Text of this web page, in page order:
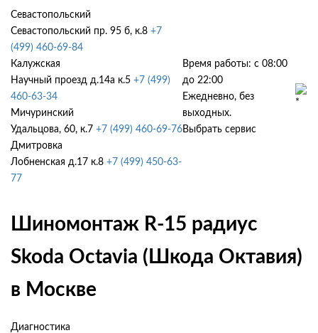
Севастопольский
Севастопольский пр. 95 б, к.8 +7
(499) 460-69-84
Калужская
Научный проезд д.14а к.5 +7 (499)
460-63-34
Мичуринский
Удальцова, 60, к.7 +7 (499) 460-69-76
Дмитровка
Лобненская д.17 к.8 +7 (499) 450-63-
77
Время работы: с 08:00
до 22:00
Ежедневно, без
выходных.
Выбрать сервис
Шиномонтаж R-15 радиус
Skoda Octavia (Шкода Октавия)
в Москве
Диагностика